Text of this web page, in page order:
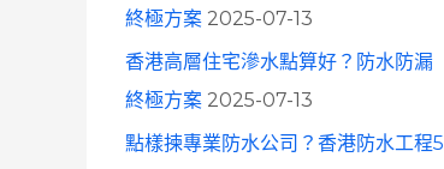
終極方案 2025-07-13
香港高層住宅滲水點算好？防水防漏
終極方案 2025-07-13
點樣揀專業防水公司？香港防水工程5